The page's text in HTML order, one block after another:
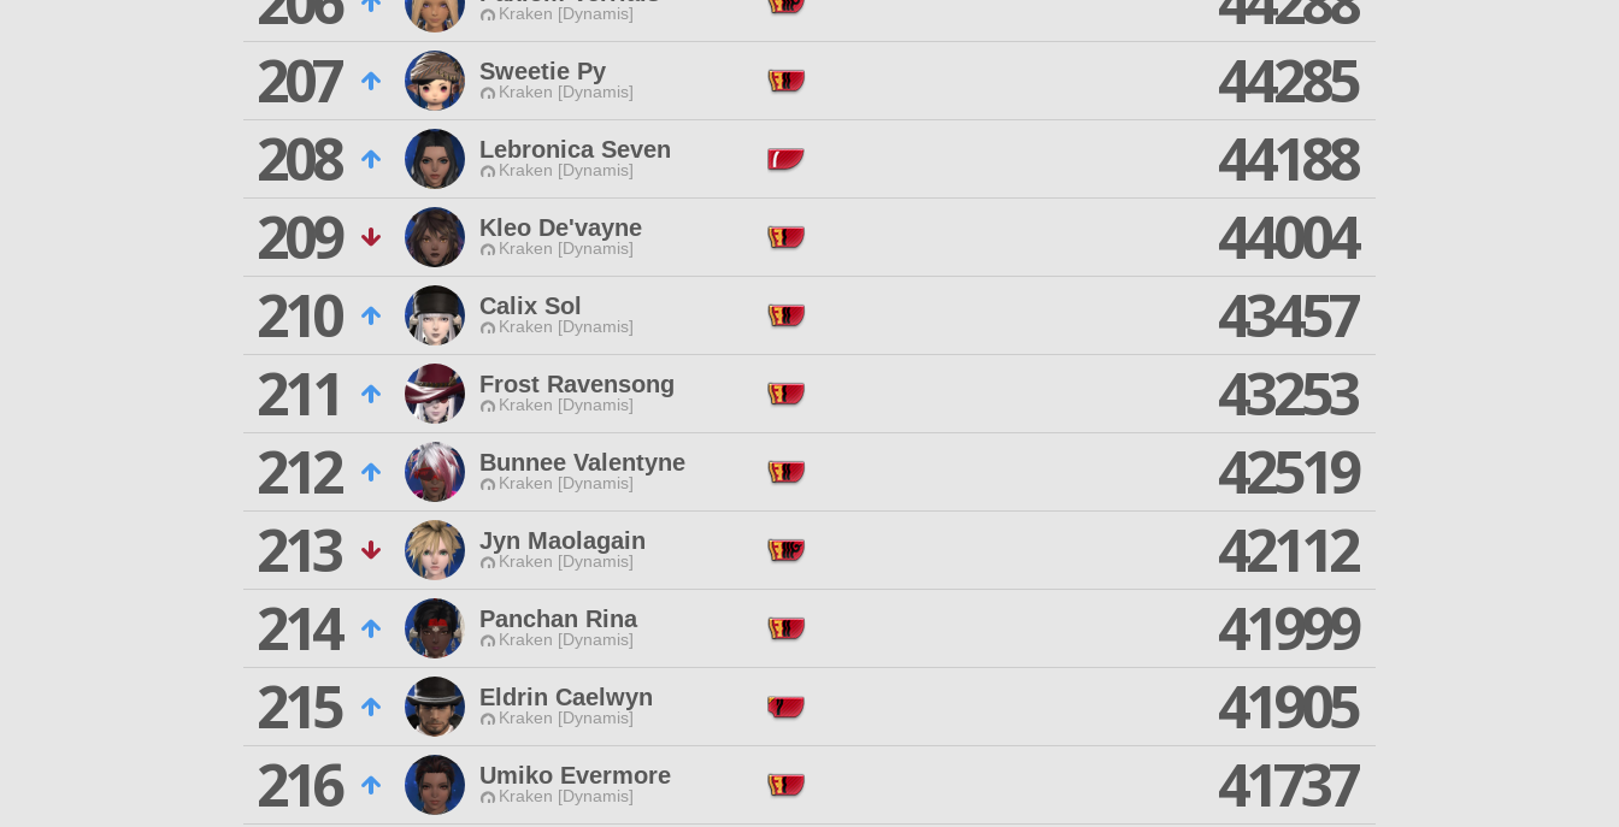
Kraken [Dynamis]
207
Sweetie Py
Kraken [Dynamis]
44285
208
Lebronica Seven
Kraken [Dynamis]
44188
209
Kleo De'vayne
Kraken [Dynamis]
44004
210
Calix Sol
Kraken [Dynamis]
43457
211
Frost Ravensong
Kraken [Dynamis]
43253
212
Bunnee Valentyne
Kraken [Dynamis]
42519
213
Jyn Maolagain
Kraken [Dynamis]
42112
214
Panchan Rina
Kraken [Dynamis]
41999
215
Eldrin Caelwyn
Kraken [Dynamis]
41905
216
Umiko Evermore
Kraken [Dynamis]
41737